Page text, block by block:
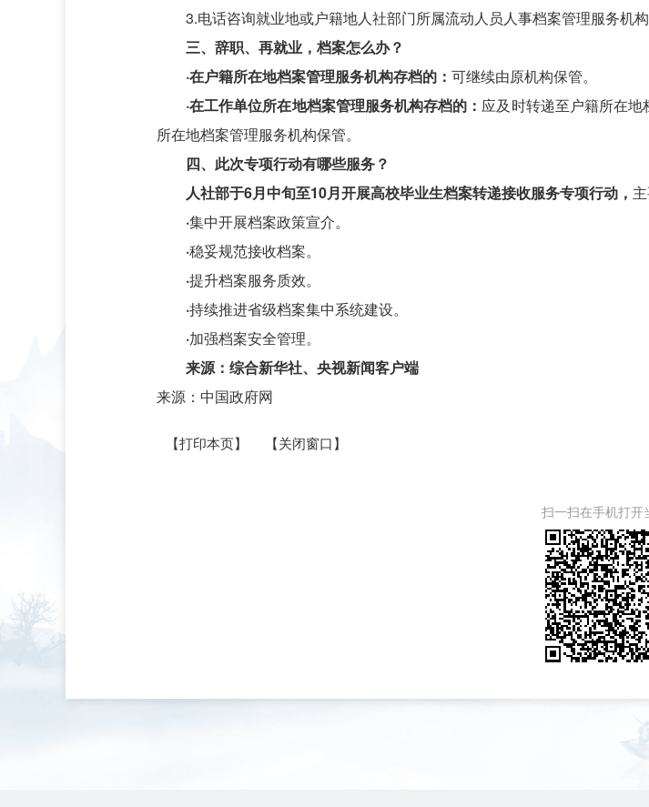
3.电话咨询就业地或户籍地人社部门所属流动人员人事档案管理服务机构
三、辞职、再就业，档案怎么办？
·在户籍所在地档案管理服务机构存档的： 可继续由原机构保管。
·在工作单位所在地档案管理服务机构存档的： 应及时转递至户籍所在
所在地档案管理服务机构保管。
四、此次专项行动有哪些服务？
人社部于6月中旬至10月开展高校毕业生档案转递接收服务专项行动，
·集中开展档案政策宣介。
·稳妥规范接收档案。
·提升档案服务质效。
·持续推进省级档案集中系统建设。
·加强档案安全管理。
来源：综合新华社、央视新闻客户端
来源：中国政府网
【打印本页】 【关闭窗口】
扫一扫在手机打开